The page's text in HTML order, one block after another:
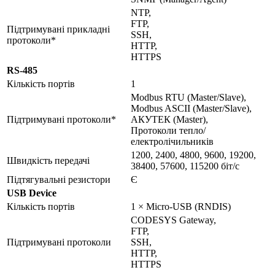
Підтримувані прикладні
протоколи*
NTP,
FTP,
SSH,
HTTP,
HTTPS
RS-485
Кількість портів
1
Підтримувані протоколи*
Modbus RTU (Master/Slave),
Modbus ASCII (Master/Slave),
АКУТЕК (Master),
Протоколи тепло/
електролічильників
Швидкість передачі
1200, 2400, 4800, 9600, 19200,
38400, 57600, 115200 біт/с
Підтягувальні резистори
Є
USB Device
Кількість портів
1 × Micro-USB (RNDIS)
Підтримувані протоколи
CODESYS Gateway,
FTP,
SSH,
HTTP,
HTTPS